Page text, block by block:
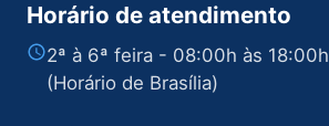
Horário de atendimento
2ª à 6ª feira - 08:00h às 18:00h
(Horário de Brasília)